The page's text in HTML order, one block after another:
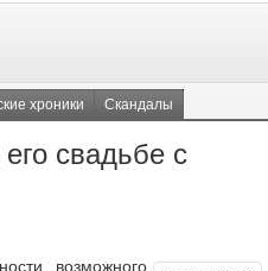
хроники Скандалы
свадьбе с
возможного